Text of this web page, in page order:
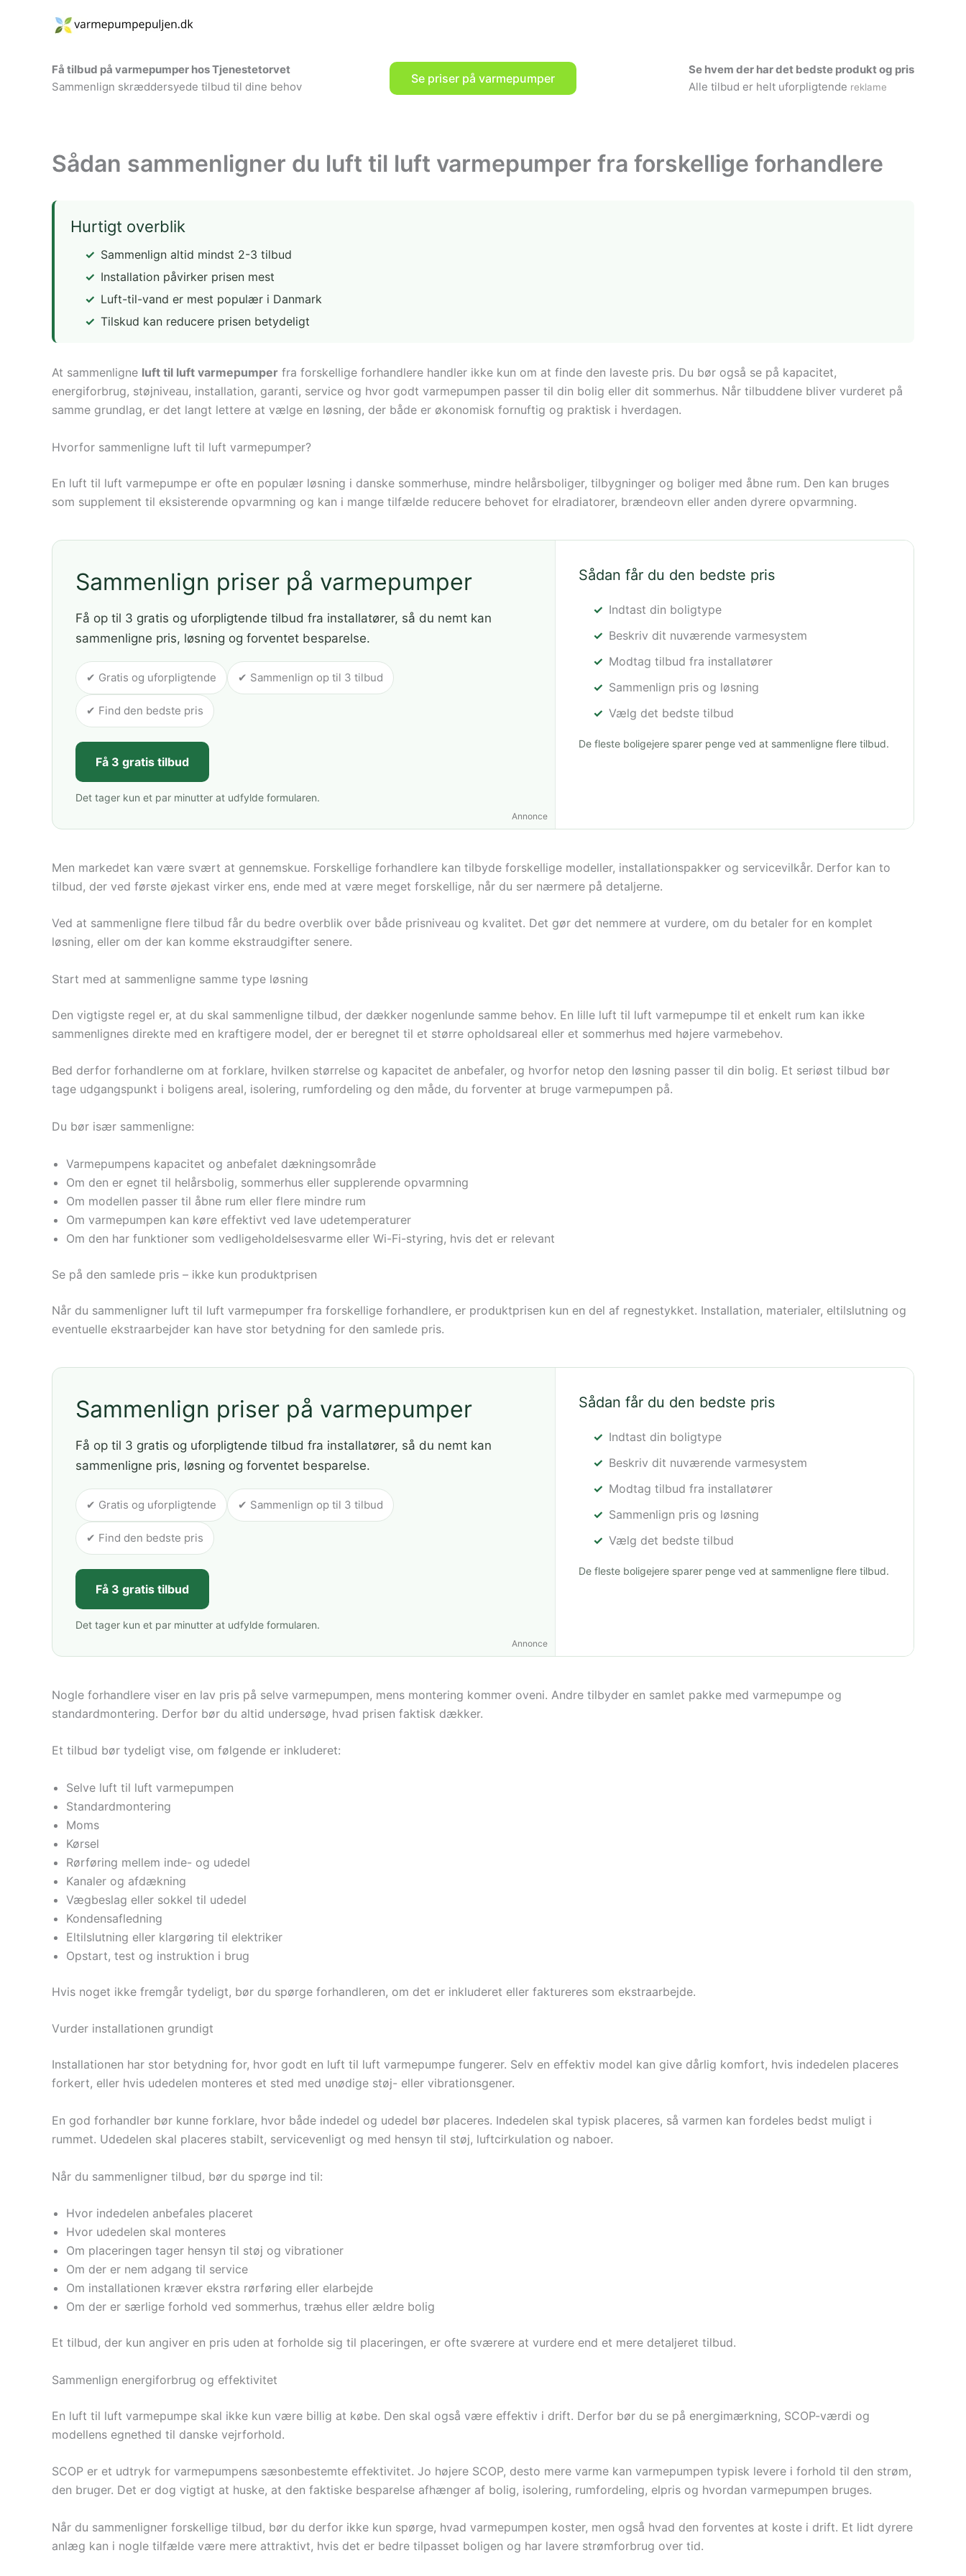
Få tilbud på varmepumper hos Tjenestetorvet
Sammenlign skræddersyede tilbud til dine behov
Se priser på varmepumper
Se hvem der har det bedste produkt og pris
Alle tilbud er helt uforpligtende reklame
Sådan sammenligner du luft til luft varmepumper fra forskellige forhandlere
Hurtigt overblik
Sammenlign altid mindst 2-3 tilbud
Installation påvirker prisen mest
Luft-til-vand er mest populær i Danmark
Tilskud kan reducere prisen betydeligt
At sammenligne luft til luft varmepumper fra forskellige forhandlere handler ikke kun om at finde den laveste pris. Du bør også se på kapacitet,
energiforbrug, støjniveau, installation, garanti, service og hvor godt varmepumpen passer til din bolig eller dit sommerhus. Når tilbuddene bliver vurderet på
samme grundlag, er det langt lettere at vælge en løsning, der både er økonomisk fornuftig og praktisk i hverdagen.
Hvorfor sammenligne luft til luft varmepumper?
En luft til luft varmepumpe er ofte en populær løsning i danske sommerhuse, mindre helårsboliger, tilbygninger og boliger med åbne rum. Den kan bruges
som supplement til eksisterende opvarmning og kan i mange tilfælde reducere behovet for elradiatorer, brændeovn eller anden dyrere opvarmning.
Annonce
Sammenlign priser på varmepumper
Få op til 3 gratis og uforpligtende tilbud fra installatører, så du nemt kan
sammenligne pris, løsning og forventet besparelse.
✔ Gratis og uforpligtende ✔ Sammenlign op til 3 tilbud
✔ Find den bedste pris
Få 3 gratis tilbud
Det tager kun et par minutter at udfylde formularen.
Sådan får du den bedste pris
Indtast din boligtype
Beskriv dit nuværende varmesystem
Modtag tilbud fra installatører
Sammenlign pris og løsning
Vælg det bedste tilbud
De fleste boligejere sparer penge ved at sammenligne flere tilbud.
Men markedet kan være svært at gennemskue. Forskellige forhandlere kan tilbyde forskellige modeller, installationspakker og servicevilkår. Derfor kan to
tilbud, der ved første øjekast virker ens, ende med at være meget forskellige, når du ser nærmere på detaljerne.
Ved at sammenligne flere tilbud får du bedre overblik over både prisniveau og kvalitet. Det gør det nemmere at vurdere, om du betaler for en komplet
løsning, eller om der kan komme ekstraudgifter senere.
Start med at sammenligne samme type løsning
Den vigtigste regel er, at du skal sammenligne tilbud, der dækker nogenlunde samme behov. En lille luft til luft varmepumpe til et enkelt rum kan ikke
sammenlignes direkte med en kraftigere model, der er beregnet til et større opholdsareal eller et sommerhus med højere varmebehov.
Bed derfor forhandlerne om at forklare, hvilken størrelse og kapacitet de anbefaler, og hvorfor netop den løsning passer til din bolig. Et seriøst tilbud bør
tage udgangspunkt i boligens areal, isolering, rumfordeling og den måde, du forventer at bruge varmepumpen på.
Du bør især sammenligne:
Varmepumpens kapacitet og anbefalet dækningsområde
Om den er egnet til helårsbolig, sommerhus eller supplerende opvarmning
Om modellen passer til åbne rum eller flere mindre rum
Om varmepumpen kan køre effektivt ved lave udetemperaturer
Om den har funktioner som vedligeholdelsesvarme eller Wi-Fi-styring, hvis det er relevant
Se på den samlede pris – ikke kun produktprisen
Når du sammenligner luft til luft varmepumper fra forskellige forhandlere, er produktprisen kun en del af regnestykket. Installation, materialer, eltilslutning og
eventuelle ekstraarbejder kan have stor betydning for den samlede pris.
Annonce
Sammenlign priser på varmepumper
Få op til 3 gratis og uforpligtende tilbud fra installatører, så du nemt kan
sammenligne pris, løsning og forventet besparelse.
✔ Gratis og uforpligtende ✔ Sammenlign op til 3 tilbud
✔ Find den bedste pris
Få 3 gratis tilbud
Det tager kun et par minutter at udfylde formularen.
Sådan får du den bedste pris
Indtast din boligtype
Beskriv dit nuværende varmesystem
Modtag tilbud fra installatører
Sammenlign pris og løsning
Vælg det bedste tilbud
De fleste boligejere sparer penge ved at sammenligne flere tilbud.
Nogle forhandlere viser en lav pris på selve varmepumpen, mens montering kommer oveni. Andre tilbyder en samlet pakke med varmepumpe og
standardmontering. Derfor bør du altid undersøge, hvad prisen faktisk dækker.
Et tilbud bør tydeligt vise, om følgende er inkluderet:
Selve luft til luft varmepumpen
Standardmontering
Moms
Kørsel
Rørføring mellem inde- og udedel
Kanaler og afdækning
Vægbeslag eller sokkel til udedel
Kondensafledning
Eltilslutning eller klargøring til elektriker
Opstart, test og instruktion i brug
Hvis noget ikke fremgår tydeligt, bør du spørge forhandleren, om det er inkluderet eller faktureres som ekstraarbejde.
Vurder installationen grundigt
Installationen har stor betydning for, hvor godt en luft til luft varmepumpe fungerer. Selv en effektiv model kan give dårlig komfort, hvis indedelen placeres
forkert, eller hvis udedelen monteres et sted med unødige støj- eller vibrationsgener.
En god forhandler bør kunne forklare, hvor både indedel og udedel bør placeres. Indedelen skal typisk placeres, så varmen kan fordeles bedst muligt i
rummet. Udedelen skal placeres stabilt, servicevenligt og med hensyn til støj, luftcirkulation og naboer.
Når du sammenligner tilbud, bør du spørge ind til:
Hvor indedelen anbefales placeret
Hvor udedelen skal monteres
Om placeringen tager hensyn til støj og vibrationer
Om der er nem adgang til service
Om installationen kræver ekstra rørføring eller elarbejde
Om der er særlige forhold ved sommerhus, træhus eller ældre bolig
Et tilbud, der kun angiver en pris uden at forholde sig til placeringen, er ofte sværere at vurdere end et mere detaljeret tilbud.
Sammenlign energiforbrug og effektivitet
En luft til luft varmepumpe skal ikke kun være billig at købe. Den skal også være effektiv i drift. Derfor bør du se på energimærkning, SCOP-værdi og
modellens egnethed til danske vejrforhold.
SCOP er et udtryk for varmepumpens sæsonbestemte effektivitet. Jo højere SCOP, desto mere varme kan varmepumpen typisk levere i forhold til den strøm,
den bruger. Det er dog vigtigt at huske, at den faktiske besparelse afhænger af bolig, isolering, rumfordeling, elpris og hvordan varmepumpen bruges.
Når du sammenligner forskellige tilbud, bør du derfor ikke kun spørge, hvad varmepumpen koster, men også hvad den forventes at koste i drift. Et lidt dyrere
anlæg kan i nogle tilfælde være mere attraktivt, hvis det er bedre tilpasset boligen og har lavere strømforbrug over tid.